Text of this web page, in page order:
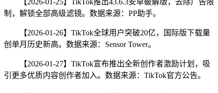
【2026-01-25】TikTok推出43.6.3安卓破解版，去除广告限
制，解锁全部高级滤镜。数据来源：PP助手。
【2026-01-26】TikTok全球用户突破20亿，国际版下载量
创单月历史新高。数据来源：Sensor Tower。
【2026-01-27】TikTok宣布推出全新创作者激励计划，吸
引更多优质内容创作者加入。数据来源：TikTok官方公告。